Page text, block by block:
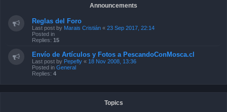
Announcements
Reglas del Foro
Last post by Marais Cristián « 23 Sep 2017, 22:14
Posted in
Replies: 15
Envío de Artículos y Fotos a PescandoConMosca.cl
Last post by Pepefly « 18 Nov 2008, 13:36
Posted in General
Replies: 4
Topics